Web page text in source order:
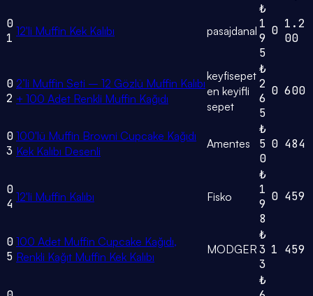
0
1 12'li Muffin Kek Kalıbı pasajdanal
₺
1
9
5
0 1.2
00
0
2
2’li Muffin Seti – 12 Gözlü Muffin Kalıbı
+ 100 Adet Renkli Muffin Kağıdı
keyfisepet
en keyifli
sepet
₺
2
6
5
0 600
0
3
100'lü Muffin Browni Cupcake Kağıdı
Kek Kalıbı Desenli
Amentes
₺
5
0
0 484
0
4 12'li Muffin Kalıbı Fisko
₺
1
9
8
0 459
0
5
100 Adet Muffin Cupcake Kağıdı,
Renkli Kağıt Muffin Kek Kalıbı
MODGER
₺
3
3
1 459
₺